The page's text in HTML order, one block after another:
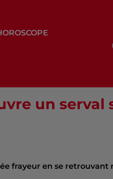
un serval
frayeur en se retrouvant